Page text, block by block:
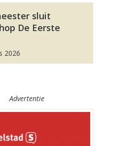
sluit
De Eerste
2026
Advertentie